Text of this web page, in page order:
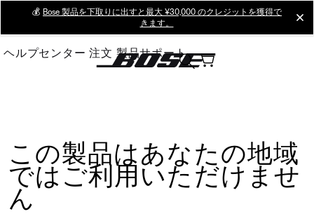
Main
💰 Bose 製品を下取りに出すと最大 ¥30,000 のクレジットを獲得で
きます。
ヘルプセンター 注文 製品サポート
この製品はあなたの地域
ではご利用いただけませ
ん